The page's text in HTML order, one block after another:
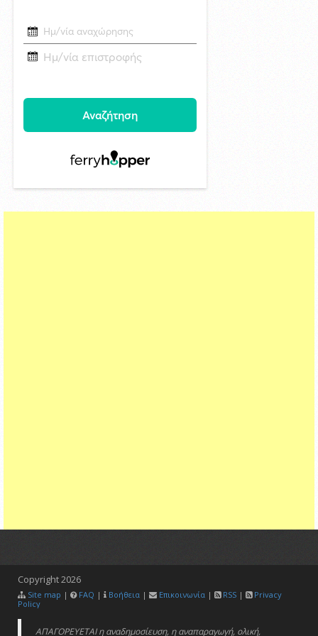
Copyright2026
Site map | FAQ | Βοήθεια | Επικοινωνία | RSS |
Privacy
Policy
ΑΠΑΓΟΡΕΥΕΤΑΙ η αναδημοσίευση, η αναπαραγωγή, ολική,